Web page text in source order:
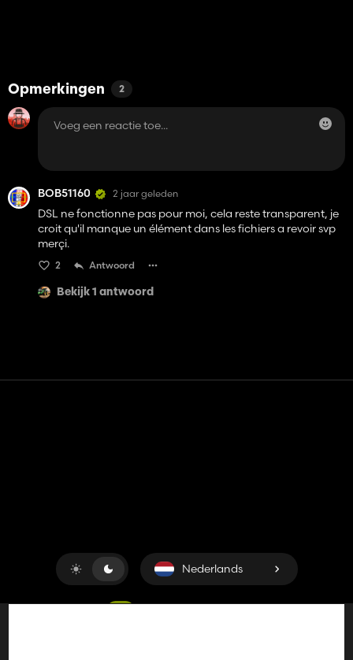
Opmerkingen 2
BOB51160 2 jaar geleden
DSL ne fonctionne pas pour moi, cela reste transparent, je
croit qu'il manque un élément dans les fichiers a revoir svp
merçi.
2 Antwoord
Bekijk 1 antwoord
Nederlands